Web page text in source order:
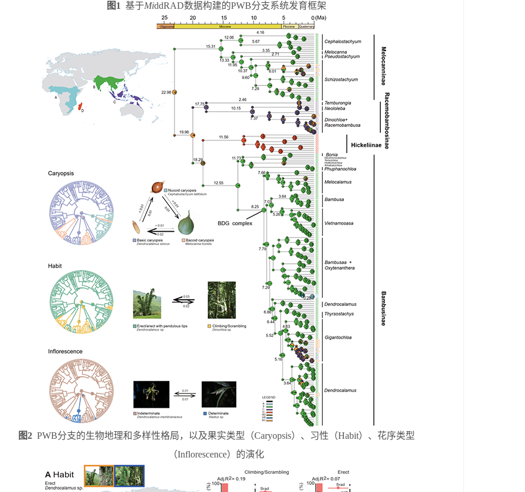
图1 基于MiddRAD数据构建的PWB分支系统发育框架
图2 PWB分支的生物地理和多样性格局，以及果实类型（Caryopsis）、习性（Habit）、花序类型
（Inflorescence）的演化